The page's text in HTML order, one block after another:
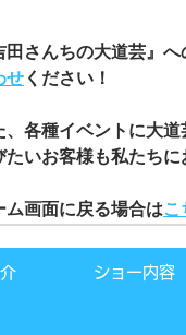
田さんちの大道芸』
せ ください！
、各種イベントに大
たいお客様も私たちに
ム画面に戻る場合はこ
ショー内容